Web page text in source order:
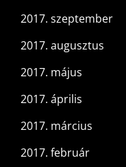
2017. szeptember
2017. augusztus
2017. május
2017. április
2017. március
2017. február